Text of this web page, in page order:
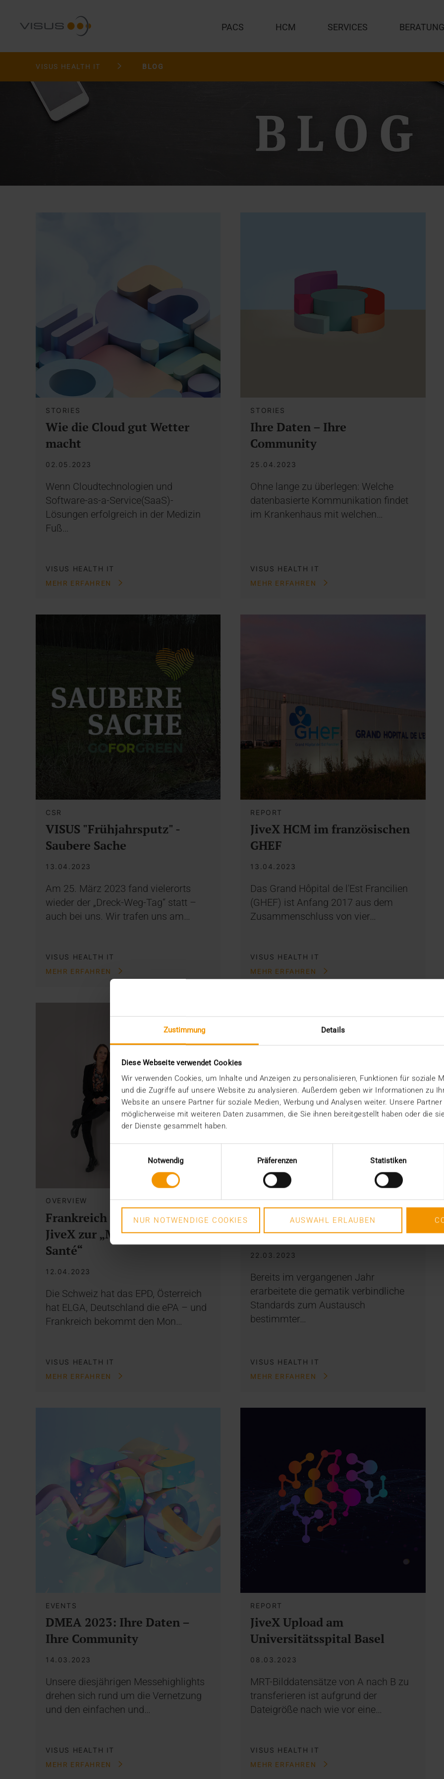
Zustimmung Details
Diese Webseite verwendet Cookies
Wir verwenden Cookies, um Inhalte und Anzeigen zu personalisieren, Funktionen für soziale
und die Zugriffe auf unsere Website zu analysieren. Außerdem geben wir Informationen zu
Website an unsere Partner für soziale Medien, Werbung und Analysen weiter. Unsere
möglicherweise mit weiteren Daten zusammen, die Sie ihnen bereitgestellt haben oder die
der Dienste gesammelt haben.
Notwendig
Präferenzen Statistiken
NUR NOTWENDIGE COOKIES AUSWAHL ERLAUBEN
PACS HCM SERVICES BERATUNG
VISUS HEALTH IT BLOG
STORIES
Wie die Cloud gut Wetter
macht
02.05.2023
Wenn Cloudtechnologien und
Software-as-a-Service(SaaS)-
Lösungen erfolgreich in der Medizin
Fuß…
VISUS HEALTH IT
MEHR ERFAHREN
STORIES
Ihre Daten – Ihre
Community
25.04.2023
Ohne lange zu überlegen: Welche
datenbasierte Kommunikation findet
im Krankenhaus mit welchen…
VISUS HEALTH IT
MEHR ERFAHREN
CSR
VISUS "Frühjahrsputz" -
Saubere Sache
13.04.2023
Am 25. März 2023 fand vielerorts
wieder der „Dreck-Weg-Tag“ statt –
auch bei uns. Wir trafen uns am…
VISUS HEALTH IT
MEHR ERFAHREN
REPORT
JiveX HCM im französischen
GHEF
13.04.2023
Das Grand Hôpital de l'Est Francilien
(GHEF) ist Anfang 2017 aus dem
Zusammenschluss von vier…
VISUS HEALTH IT
MEHR ERFAHREN
OVERVIEW
Frankreich vernetzt: Mit
JiveX zur „Mon Espace
Santé“
12.04.2023
Die Schweiz hat das EPD, Österreich
hat ELGA, Deutschland die ePA – und
Frankreich bekommt den Mon…
VISUS HEALTH IT
MEHR ERFAHREN
STANDARD ECHO
Standards für
Archivsysteme: ISiK? Easy!
22.03.2023
Bereits im vergangenen Jahr
erarbeitete die gematik verbindliche
Standards zum Austausch
bestimmter…
VISUS HEALTH IT
MEHR ERFAHREN
EVENTS
DMEA 2023: Ihre Daten –
Ihre Community
14.03.2023
Unsere diesjährigen Messehighlights
drehen sich rund um die Vernetzung
und den einfachen und…
VISUS HEALTH IT
MEHR ERFAHREN
REPORT
JiveX Upload am
Universitätsspital Basel
08.03.2023
MRT-Bilddatensätze von A nach B zu
transferieren ist aufgrund der
Dateigröße nach wie vor eine…
VISUS HEALTH IT
MEHR ERFAHREN